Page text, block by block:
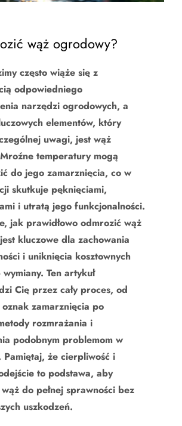
wąż ogrodowy?
często wiąże się z
odpowiedniego
narzędzi ogrodowych, a
elementów, który
uwagi, jest wąż
temperatury mogą
do jego zamarznięcia, co w
skutkuje pęknięciami,
i utratą jego funkcjonalności.
jak prawidłowo odmrozić wąż
kluczowe dla zachowania
i uniknięcia kosztownych
Ten artykuł
Cię przez cały proces, od
zamarznięcia po
rozmrażania i
podobnym problemom w
Pamiętaj, że cierpliwość i
to podstawa, aby
do pełnej sprawności bez
uszkodzeń.